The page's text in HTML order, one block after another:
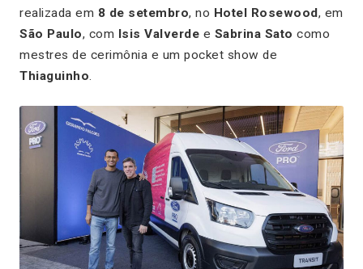
realizada em 8 de setembro, no Hotel Rosewood, em
São Paulo, com Isis Valverde e Sabrina Sato como
mestres de cerimônia e um pocket show de
Thiaguinho.